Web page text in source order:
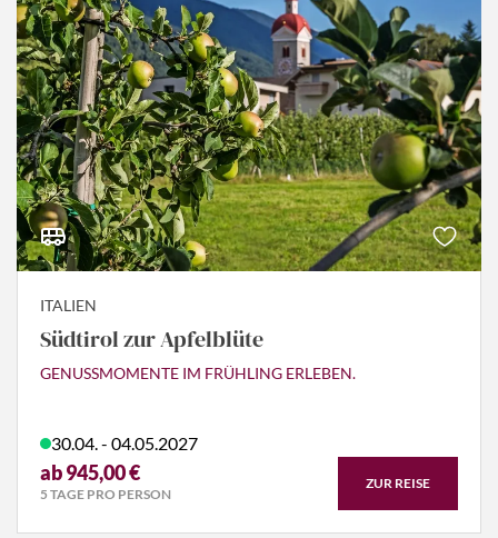
ITALIEN
Südtirol zur Apfelblüte
GENUSSMOMENTE IM FRÜHLING ERLEBEN.
30.04. - 04.05.2027
ab 945,00 €
5 TAGE PRO PERSON
ZUR REISE